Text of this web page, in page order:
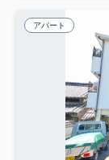
アパート